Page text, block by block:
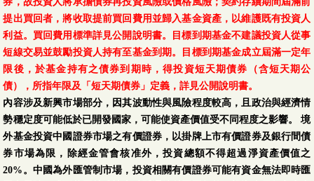
提出買回者，將收取提前買回費用並歸入基金資產，以維護既有投資人
利益。買回費用標準詳見公開說明書。目標到期基金不建議投資人從事
短線交易並鼓勵投資人持有至基金到期。目標到期基金成立屆滿一定年
限後，於基金持有之債券到期時，得投資短天期債券（含短天期公
債），所指年限及「短天期債券」定義，詳見公開說明書。
內容涉及新興市場部分，因其波動性與風險程度較高，且政治與經濟情
勢穩定度可能低於已開發國家，可能使資產價值受不同程度之影響。 境
外基金投資中國證券市場之有價證券，以掛牌上市有價證券及銀行間債
券市場為限，除經金管會核准外，投資總額不得超過淨資產價值之
20%。中國為外匯管制市場，投資相關有價證券可能有資金無法即時匯